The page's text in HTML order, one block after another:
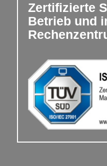
Zertifizierte
Betrieb und